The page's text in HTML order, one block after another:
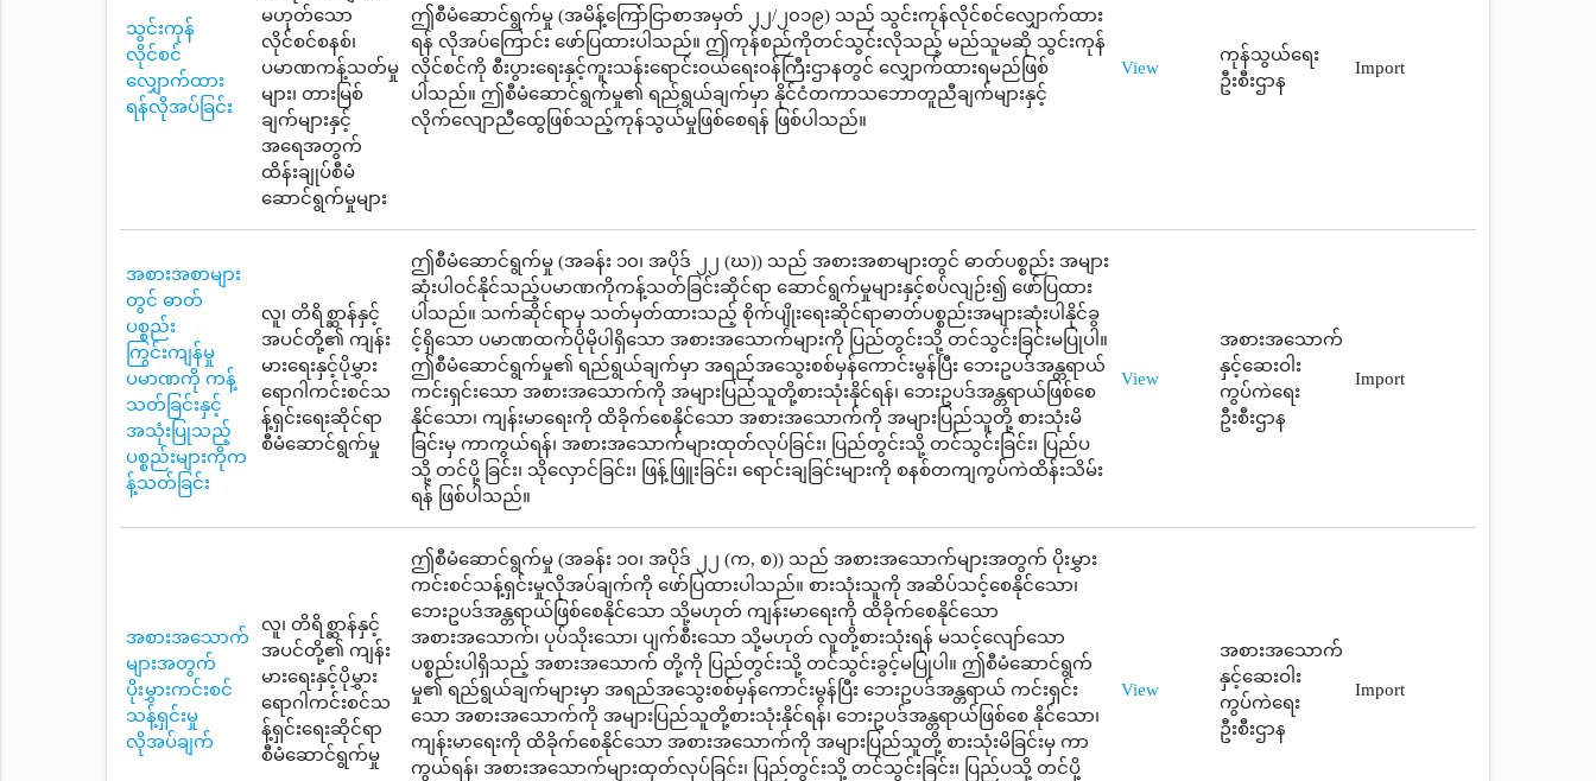
သွင်းကုန်
လိုင်စင်
လျှောက်ထား
ရန်လိုအပ်ခြင်း
မဟုတ်သော
လိုင်စင်စနစ်၊
ပမာဏကန့်သတ်မှု
များ၊ တားမြစ်
ချက်များနှင့်
အရေအတွက်
ထိန်းချုပ်စီမံ
ဆောင်ရွက်မှုများ
ဤစီမံဆောင်ရွက်မှု (အမိန့်ကြော်ငြာစာအမှတ် ၂၂/၂၀၁၉) သည် သွင်းကုန်လိုင်စင်လျှောက်ထား
ရန် လိုအပ်ကြောင်း ဖော်ပြထားပါသည်။ ဤကုန်စည်ကိုတင်သွင်းလိုသည့် မည်သူမဆို သွင်းကုန်
လိုင်စင်ကို စီးပွားရေးနှင့်ကူးသန်းရောင်းဝယ်ရေးဝန်ကြီးဌာနတွင် လျှောက်ထားရမည်ဖြစ်
ပါသည်။ ဤစီမံဆောင်ရွက်မှု၏ ရည်ရွယ်ချက်မှာ နိုင်ငံတကာသဘောတူညီချက်များနှင့်
လိုက်လျောညီထွေဖြစ်သည့်ကုန်သွယ်မှုဖြစ်စေရန် ဖြစ်ပါသည်။
View
ကုန်သွယ်ရေး
ဦးစီးဌာန
Import
အစားအစာများ
တွင် ဓာတ်
ပစ္စည်း
ကြွင်းကျန်မှု
ပမာဏကို ကန့်
သတ်ခြင်းနှင့်
အသုံးပြုသည့်
ပစ္စည်းများကိုက
န့်သတ်ခြင်း
လူ၊ တိရိစ္ဆာန်နှင့်
အပင်တို့၏ ကျန်း
မားရေးနှင့်ပိုမွှား
ရောဂါကင်းစင်သ
န့်ရှင်းရေးဆိုင်ရာ
စီမံဆောင်ရွက်မှု
ဤစီမံဆောင်ရွက်မှု (အခန်း ၁၀၊ အပိုဒ် ၂၂ (ဃ)) သည် အစားအစာများတွင် ဓာတ်ပစ္စည်း အများ
ဆုံးပါဝင်နိုင်သည့်ပမာဏကိုကန့်သတ်ခြင်းဆိုင်ရာ ဆောင်ရွက်မှုများနှင့်စပ်လျဉ်း၍ ဖော်ပြထား
ပါသည်။ သက်ဆိုင်ရာမှ သတ်မှတ်ထားသည့် စိုက်ပျိုးရေးဆိုင်ရာဓာတ်ပစ္စည်းအများဆုံးပါနိုင်ခွ
င့်ရှိသော ပမာဏထက်ပိုမိုပါရှိသော အစားအသောက်များကို ပြည်တွင်းသို့ တင်သွင်းခြင်းမပြုပါ။
ဤစီမံဆောင်ရွက်မှု၏ ရည်ရွယ်ချက်မှာ အရည်အသွေးစစ်မှန်ကောင်းမွန်ပြီး ဘေးဥပဒ်အန္တရာယ်
ကင်းရှင်းသော အစားအသောက်ကို အများပြည်သူတို့စားသုံးနိုင်ရန်၊ ဘေးဥပဒ်အန္တရာယ်ဖြစ်စေ
နိုင်သော၊ ကျန်းမာရေးကို ထိခိုက်စေနိုင်သော အစားအသောက်ကို အများပြည်သူတို့ စားသုံးမိ
ခြင်းမှ ကာကွယ်ရန်၊ အစားအသောက်များထုတ်လုပ်ခြင်း၊ ပြည်တွင်းသို့ တင်သွင်းခြင်း၊ ပြည်ပ
သို့ တင်ပို့ ခြင်း၊ သိုလှောင်ခြင်း၊ ဖြန့်ဖြူးခြင်း၊ ရောင်းချခြင်းများကို စနစ်တကျကွပ်ကဲထိန်းသိမ်း
ရန် ဖြစ်ပါသည်။
View
အစားအသောက်
နှင့်ဆေးဝါး
ကွပ်ကဲရေး
ဦးစီးဌာန
Import
အစားအသောက်
များအတွက်
ပိုးမွှားကင်းစင်
သန့်ရှင်းမှု
လိုအပ်ချက်
လူ၊ တိရိစ္ဆာန်နှင့်
အပင်တို့၏ ကျန်း
မားရေးနှင့်ပိုမွှား
ရောဂါကင်းစင်သ
န့်ရှင်းရေးဆိုင်ရာ
စီမံဆောင်ရွက်မှု
ဤစီမံဆောင်ရွက်မှု (အခန်း ၁၀၊ အပိုဒ် ၂၂ (က, စ)) သည် အစားအသောက်များအတွက် ပိုးမွှား
ကင်းစင်သန့်ရှင်းမှုလိုအပ်ချက်ကို ဖော်ပြထားပါသည်။ စားသုံးသူကို အဆိပ်သင့်စေနိုင်သော၊
ဘေးဥပဒ်အန္တရာယ်ဖြစ်စေနိုင်သော သို့မဟုတ် ကျန်းမာရေးကို ထိခိုက်စေနိုင်သော
အစားအသောက်၊ ပုပ်သိုးသော၊ ပျက်စီးသော သို့မဟုတ် လူတို့စားသုံးရန် မသင့်လျော်သော
ပစ္စည်းပါရှိသည့် အစားအသောက် တို့ကို ပြည်တွင်းသို့ တင်သွင်းခွင့်မပြုပါ။ ဤစီမံဆောင်ရွက်
မှု၏ ရည်ရွယ်ချက်များမှာ အရည်အသွေးစစ်မှန်ကောင်းမွန်ပြီး ဘေးဥပဒ်အန္တရာယ် ကင်းရှင်း
သော အစားအသောက်ကို အများပြည်သူတို့စားသုံးနိုင်ရန်၊ ဘေးဥပဒ်အန္တရာယ်ဖြစ်စေ နိုင်သော၊
ကျန်းမာရေးကို ထိခိုက်စေနိုင်သော အစားအသောက်ကို အများပြည်သူတို့ စားသုံးမိခြင်းမှ ကာ
ကွယ်ရန်၊ အစားအသောက်များထုတ်လုပ်ခြင်း၊ ပြည်တွင်းသို့ တင်သွင်းခြင်း၊ ပြည်ပသို့ တင်ပို့
View
အစားအသောက်
နှင့်ဆေးဝါး
ကွပ်ကဲရေး
ဦးစီးဌာန
Import